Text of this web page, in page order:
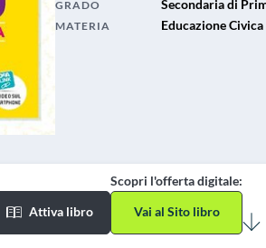
GRADO Secondaria di
MATERIA Educazione Civica
Attiva libro
Scopri l'offerta digitale:
Vai al Sito libro